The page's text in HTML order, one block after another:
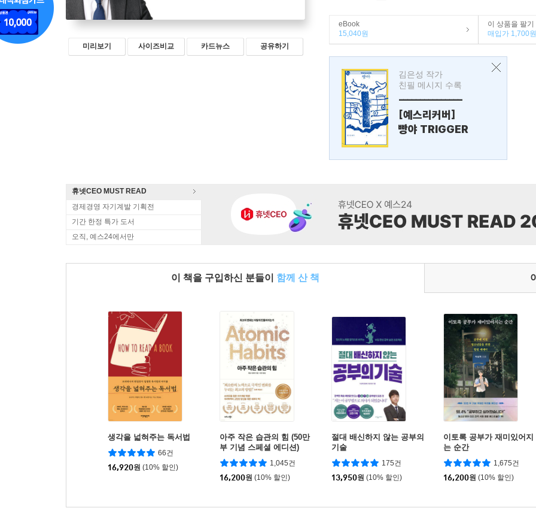
미리보기 사이즈비교 카드뉴스 공유하기
eBook
15,040원
이 상품을 팔기
매입가 1,700원
김은성 작가
친필 메시지 수록
---------------
[예스리커버]
빵야 TRIGGER
휴넷CEO MUST READ
경제경영 자기계발 기획전
기간 한정 특가 도서
오직, 예스24에서만
이 책을 구입하신 분들이 함께 산 책
생각을 넓혀주는 독서법
66건
16,920원 (10% 할인)
아주 작은 습관의 힘 (50만
부 기념 스페셜 에디션)
1,045건
16,200원 (10% 할인)
절대 배신하지 않는 공부의
기술
175건
13,950원 (10% 할인)
이토록 공부가 재미있어지
는 순간
1,675건
16,200원 (10% 할인)